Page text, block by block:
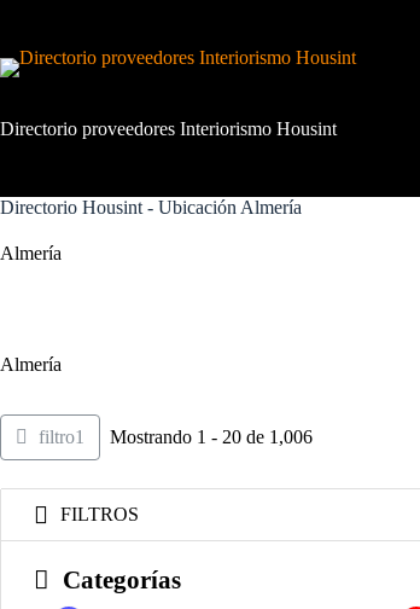
contenido
Directorio proveedores Interiorismo Housint
Directorio Housint - Ubicación Almería
Almería
Almería
filtro1 Mostrando 1 - 20 de 1,006
FILTROS
Categorías